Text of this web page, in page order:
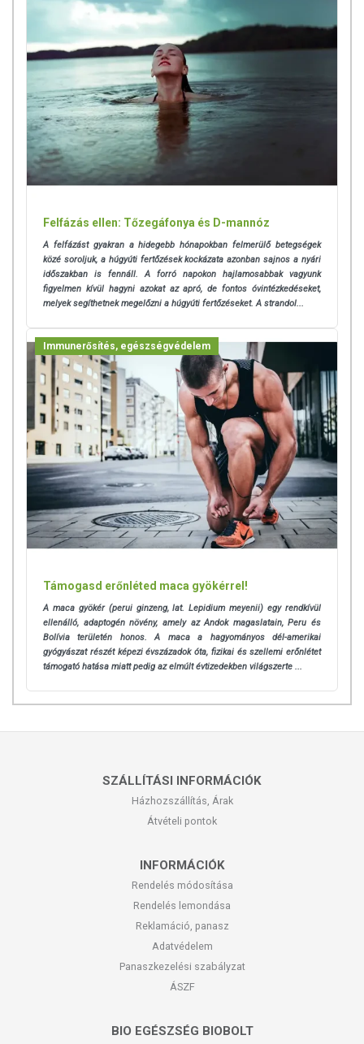
Felfázás ellen: Tőzegáfonya és D-mannóz
A felfázást gyakran a hidegebb hónapokban felmerülő betegségek
közé soroljuk, a húgyúti fertőzések kockázata azonban sajnos a nyári
időszakban is fennáll. A forró napokon hajlamosabbak vagyunk
figyelmen kívül hagyni azokat az apró, de fontos óvintézkedéseket,
melyek segíthetnek megelőzni a húgyúti fertőzéseket. A strandol...
Immunerősítés, egészségvédelem
Támogasd erőnléted maca gyökérrel!
A maca gyökér (perui ginzeng, lat. Lepidium meyenii) egy rendkívül
ellenálló, adaptogén növény, amely az Andok magaslatain, Peru és
Bolívia területén honos. A maca a hagyományos dél-amerikai
gyógyászat részét képezi évszázadok óta, fizikai és szellemi erőnlétet
támogató hatása miatt pedig az elmúlt évtizedekben világszerte ...
SZÁLLÍTÁSI INFORMÁCIÓK
Házhozszállítás, Árak
Átvételi pontok
INFORMÁCIÓK
Rendelés módosítása
Rendelés lemondása
Reklamáció, panasz
Adatvédelem
Panaszkezelési szabályzat
ÁSZF
BIO EGÉSZSÉG BIOBOLT